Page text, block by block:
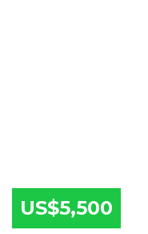
US$5,500